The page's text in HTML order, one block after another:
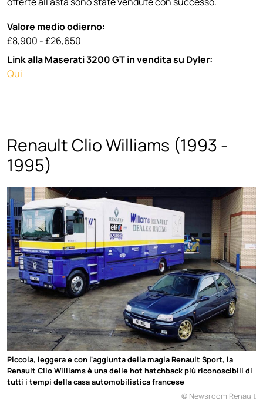
Valore medio odierno:
£8,900 - £26,650
Link alla Maserati 3200 GT in vendita su Dyler:
Qui
Renault Clio Williams (1993 -
1995)
Piccola, leggera e con l'aggiunta della magia Renault Sport, la
Renault Clio Williams è una delle hot hatchback più riconoscibili di
tutti i tempi della casa automobilistica francese
© Newsroom Renault